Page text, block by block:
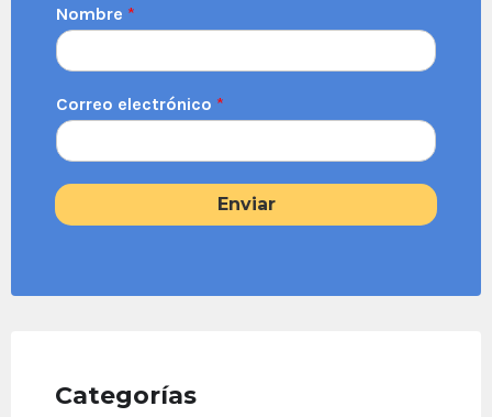
Nombre *
Correo electrónico *
Enviar
Categorías